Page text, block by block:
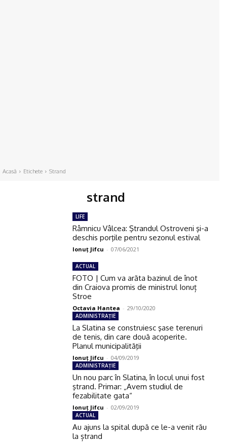
Acasă Etichete Strand
strand
LIFE
Râmnicu Vâlcea: Ştrandul Ostroveni şi-a
deschis porţile pentru sezonul estival
Ionuţ Jifcu - 07/06/2021
ACTUAL
FOTO | Cum va arăta bazinul de înot
din Craiova promis de ministrul Ionuț
Stroe
Octavia Hantea - 29/10/2020
ADMINISTRAŢIE
La Slatina se construiesc şase terenuri
de tenis, din care două acoperite.
Planul municipalităţii
Ionuţ Jifcu - 04/09/2019
ADMINISTRAŢIE
Un nou parc în Slatina, în locul unui fost
ştrand. Primar: „Avem studiul de
fezabilitate gata“
Ionuţ Jifcu - 02/09/2019
ACTUAL
Au ajuns la spital după ce le-a venit rău
la ștrand